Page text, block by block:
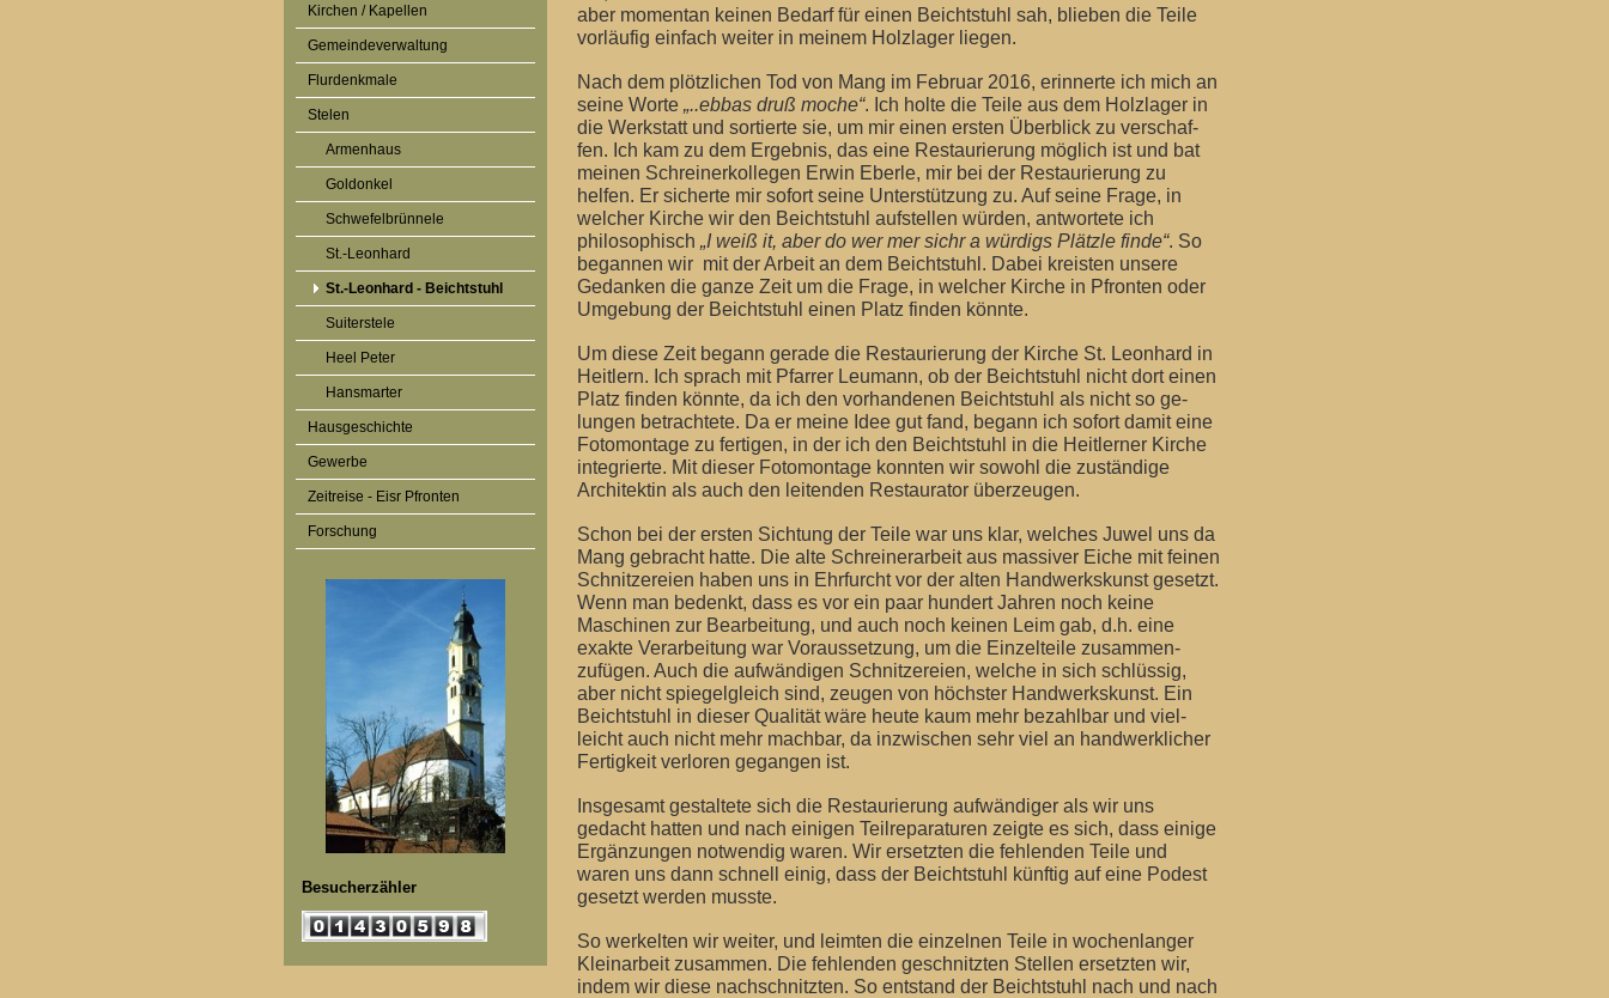
Kirchen / Kapellen
Gemeindeverwaltung
Flurdenkmale
Stelen
Armenhaus
Goldonkel
Schwefelbrünnele
St.-Leonhard
St.-Leonhard - Beichtstuhl
Suiterstele
Heel Peter
Hansmarter
Hausgeschichte
Gewerbe
Zeitreise - Eisr Pfronten
Forschung
Besucherzähler
aber momentan keinen Bedarf für einen Beichtstuhl sah, blieben die Teile
vorläufig einfach weiter in meinem Holzlager liegen.
Nach dem plötzlichen Tod von Mang im Februar 2016, erinnerte ich mich an
seine Worte „..ebbas druß moche“. Ich holte die Teile aus dem Holzlager in
die Werkstatt und sortierte sie, um mir einen ersten Überblick zu verschaf-
fen. Ich kam zu dem Ergebnis, das eine Restaurierung möglich ist und bat
meinen Schreinerkollegen Erwin Eberle, mir bei der Restaurierung zu
helfen. Er sicherte mir sofort seine Unterstützung zu. Auf seine Frage, in
welcher Kirche wir den Beichtstuhl aufstellen würden, antwortete ich
philosophisch „I weiß it, aber do wer mer sichr a würdigs Plätzle finde“. So
begannen wir mit der Arbeit an dem Beichtstuhl. Dabei kreisten unsere
Gedanken die ganze Zeit um die Frage, in welcher Kirche in Pfronten oder
Umgebung der Beichtstuhl einen Platz finden könnte.
Um diese Zeit begann gerade die Restaurierung der Kirche St. Leonhard in
Heitlern. Ich sprach mit Pfarrer Leumann, ob der Beichtstuhl nicht dort einen
Platz finden könnte, da ich den vorhandenen Beichtstuhl als nicht so ge-
lungen betrachtete. Da er meine Idee gut fand, begann ich sofort damit eine
Fotomontage zu fertigen, in der ich den Beichtstuhl in die Heitlerner Kirche
integrierte. Mit dieser Fotomontage konnten wir sowohl die zuständige
Architektin als auch den leitenden Restaurator überzeugen.
Schon bei der ersten Sichtung der Teile war uns klar, welches Juwel uns da
Mang gebracht hatte. Die alte Schreinerarbeit aus massiver Eiche mit feinen
Schnitzereien haben uns in Ehrfurcht vor der alten Handwerkskunst gesetzt.
Wenn man bedenkt, dass es vor ein paar hundert Jahren noch keine
Maschinen zur Bearbeitung, und auch noch keinen Leim gab, d.h. eine
exakte Verarbeitung war Voraussetzung, um die Einzelteile zusammen-
zufügen. Auch die aufwändigen Schnitzereien, welche in sich schlüssig,
aber nicht spiegelgleich sind, zeugen von höchster Handwerkskunst. Ein
Beichtstuhl in dieser Qualität wäre heute kaum mehr bezahlbar und viel-
leicht auch nicht mehr machbar, da inzwischen sehr viel an handwerklicher
Fertigkeit verloren gegangen ist.
Insgesamt gestaltete sich die Restaurierung aufwändiger als wir uns
gedacht hatten und nach einigen Teilreparaturen zeigte es sich, dass einige
Ergänzungen notwendig waren. Wir ersetzten die fehlenden Teile und
waren uns dann schnell einig, dass der Beichtstuhl künftig auf eine Podest
gesetzt werden musste.
So werkelten wir weiter, und leimten die einzelnen Teile in wochenlanger
Kleinarbeit zusammen. Die fehlenden geschnitzten Stellen ersetzten wir,
indem wir diese nachschnitzten. So entstand der Beichtstuhl nach und nach